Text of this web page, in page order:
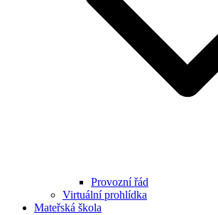
Provozní řád
Virtuální prohlídka
Mateřská škola